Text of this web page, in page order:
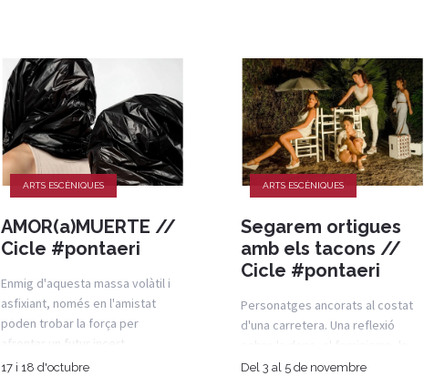
ARTS ESCÈNIQUES
AMOR(a)MUERTE //
Cicle #pontaeri
Enmig d'aquesta massa volàtil i
asfixiant, només en l'amistat
poden trobar la força per
afrontar un futur incert.
17 i 18 d'octubre
ARTS ESCÈNIQUES
Segarem ortigues
amb els tacons //
Cicle #pontaeri
Personatges ancorats al costat
d'una carretera. Una reflexió
prostitució i el masclisme.
Del 3 al 5 de novembre